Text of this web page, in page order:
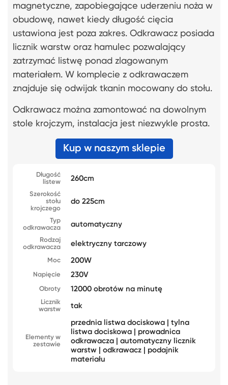
magnetyczne, zapobiegające uderzeniu noża w
obudowę, nawet kiedy długość cięcia
ustawiona jest poza zakres. Odkrawacz posiada
licznik warstw oraz hamulec pozwalający
zatrzymać listwę ponad zlagowanym
materiałem. W komplecie z odkrawaczem
znajduje się odwijak tkanin mocowany do stołu.
Odkrawacz można zamontować na dowolnym
stole krojczym, instalacja jest niezwykle prosta.
Kup w naszym sklepie
Długość
listew
260cm
Szerokość
stołu
krojczego
do 225cm
Typ
odkrawacza
automatyczny
Rodzaj
odkrawacza
elektryczny tarczowy
Moc 200W
Napięcie 230V
Obroty 12000 obrotów na minutę
Licznik
warstw
tak
Elementy w
zestawie
przednia listwa dociskowa | tylna
listwa dociskowa | prowadnica
odkrawacza | automatyczny licznik
warstw | odkrawacz | podajnik
materiału